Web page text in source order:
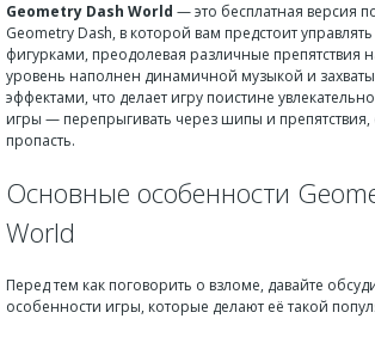
Geometry Dash World — это бесплатная версия
Geometry Dash, в которой вам предстоит
фигурками, преодолевая различные препятствия
уровень наполнен динамичной музыкой и
эффектами, что делает игру поистине
игры — перепрыгивать через шипы и препятствия,
пропасть.
Основные особенности
World
Перед тем как поговорить о взломе, давайте
особенности игры, которые делают её такой